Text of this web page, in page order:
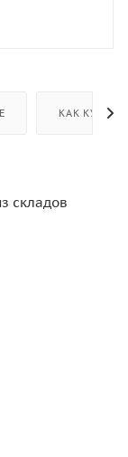
КАК КУПИТЬ
складов